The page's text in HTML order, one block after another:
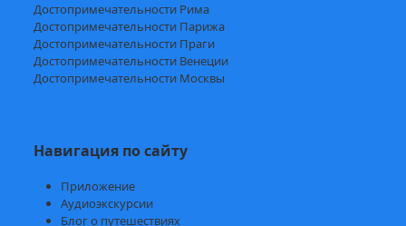
Достопримечательности Рима
Достопримечательности Парижа
Достопримечательности Праги
Достопримечательности Венеции
Достопримечательности Москвы
Навигация по сайту
Приложение
Аудиоэкскурсии
Блог о путешествиях